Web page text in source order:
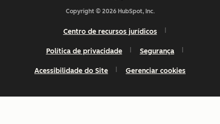
Copyright © 2026 HubSpot, Inc.
Centro de recursos jurídicos
Política de privacidade Segurança
Acessibilidade do Site Gerenciar cookies